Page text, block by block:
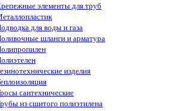
элементы для труб
для воды и газа
шланги и арматура
изделия
сантехнические
из сшитого полиэтилена